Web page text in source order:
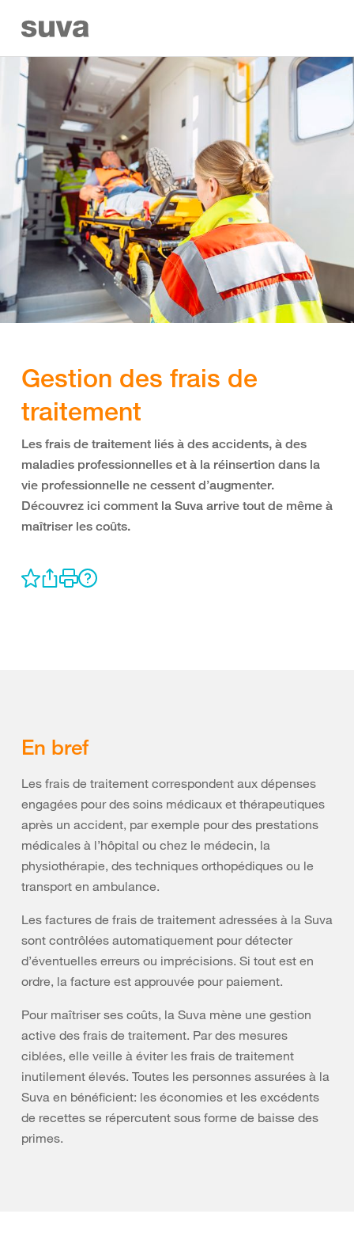
Gestion des frais de
traitement
Les frais de traitement liés à des accidents, à des
maladies professionnelles et à la réinsertion dans la
vie professionnelle ne cessent d’augmenter.
Découvrez ici comment la Suva arrive tout de même à
maîtriser les coûts.
En bref
Les frais de traitement correspondent aux dépenses
engagées pour des soins médicaux et thérapeutiques
après un accident, par exemple pour des prestations
médicales à l’hôpital ou chez le médecin, la
physiothérapie, des techniques orthopédiques ou le
transport en ambulance.
Les factures de frais de traitement adressées à la Suva
sont contrôlées automatiquement pour détecter
d’éventuelles erreurs ou imprécisions. Si tout est en
ordre, la facture est approuvée pour paiement.
Pour maîtriser ses coûts, la Suva mène une gestion
active des frais de traitement. Par des mesures
ciblées, elle veille à éviter les frais de traitement
inutilement élevés. Toutes les personnes assurées à la
Suva en bénéficient: les économies et les excédents
de recettes se répercutent sous forme de baisse des
primes.